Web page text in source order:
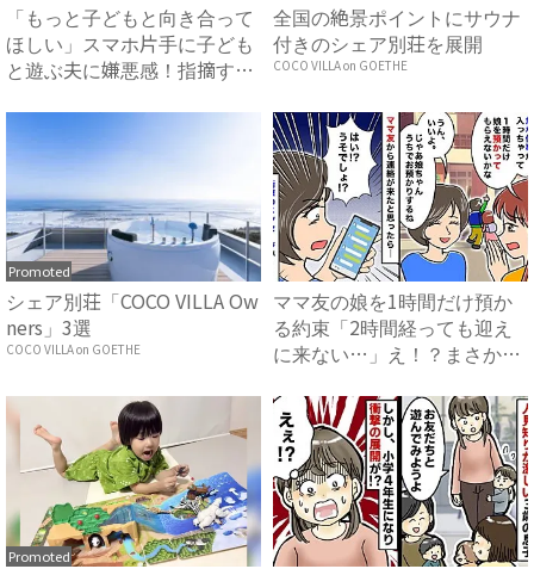
「もっと子どもと向き合って
ほしい」スマホ片手に子ども
と遊ぶ夫に嫌悪感！指摘する
全国の絶景ポイントにサウナ
付きのシェア別荘を展開
COCO VILLA on GOETHE
Promoted
シェア別荘「COCO VILLA Ow
ners」3選
COCO VILLA on GOETHE
ママ友の娘を1時間だけ預か
る約束「2時間経っても迎え
に来ない…」え！？まさかの
Promoted